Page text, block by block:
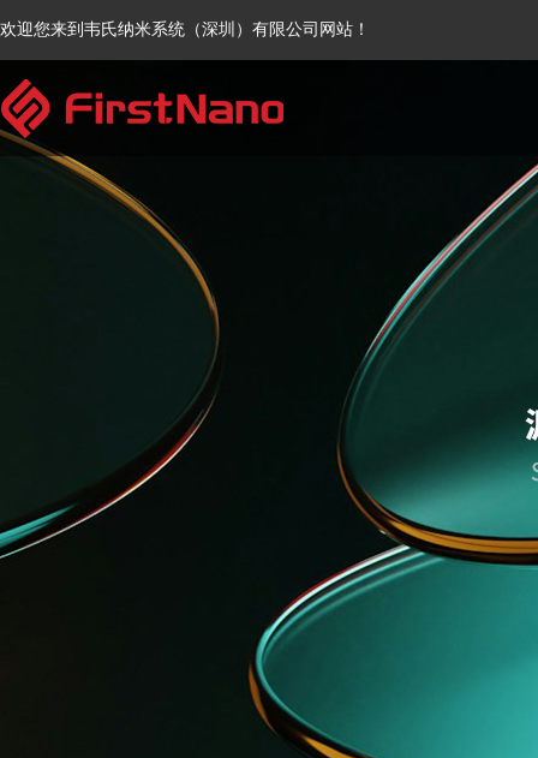
欢迎您来到韦氏纳米系统（深圳）有限公司网站！